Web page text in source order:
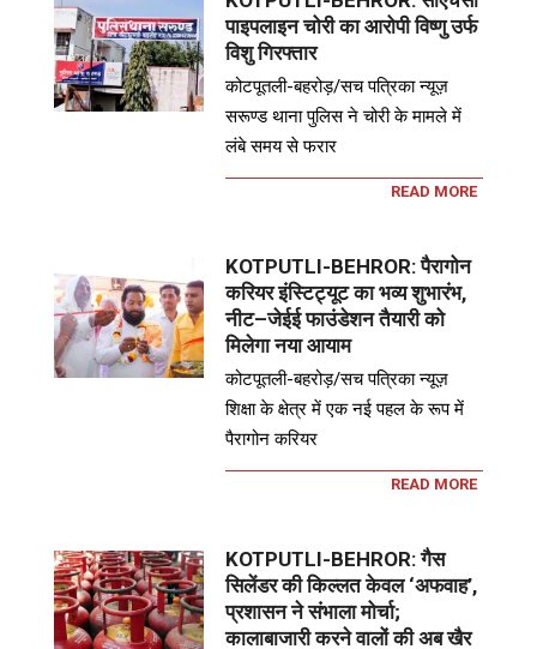
पाइपलाइन चोरी का आरोपी विष्णु उर्फ
विशु गिरफ्तार
कोटपूतली-बहरोड़/सच पत्रिका न्यूज़
सरूण्ड थाना पुलिस ने चोरी के मामले में
लंबे समय से फरार
READ MORE
KOTPUTLI-BEHROR: पैरागोन
करियर इंस्टिट्यूट का भव्य शुभारंभ,
नीट–जेईई फाउंडेशन तैयारी को
मिलेगा नया आयाम
कोटपूतली-बहरोड़/सच पत्रिका न्यूज़
शिक्षा के क्षेत्र में एक नई पहल के रूप में
पैरागोन करियर
READ MORE
KOTPUTLI-BEHROR: गैस
सिलेंडर की किल्लत केवल ‘अफवाह’,
प्रशासन ने संभाला मोर्चा;
कालाबाजारी करने वालों की अब खैर